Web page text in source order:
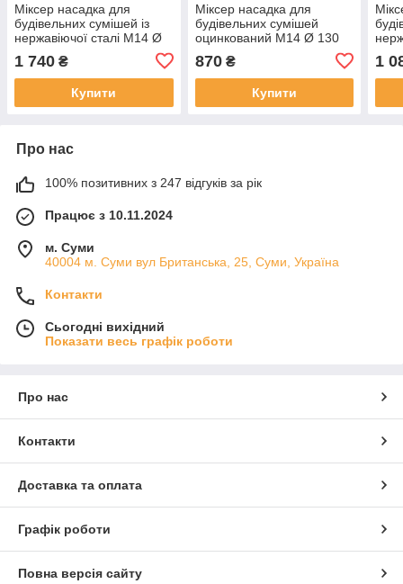
Міксер насадка для
будівельних сумішей із
нержавіючої сталі М14 Ø
1 740 ₴
Купити
Міксер насадка для
будівельних сумішей
оцинкований М14 Ø 130
870₴
Купити
1
Про нас
100% позитивних з 247 відгуків за рік
Працює з 10.11.2024
м. Суми
40004 м. Суми вул Британська, 25, Суми, Україна
Контакти
Сьогодні вихідний
Показати весь графік роботи
Про нас
Контакти
Доставка та оплата
Графік роботи
Повна версія сайту